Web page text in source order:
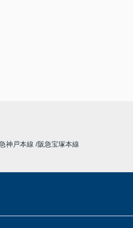
神戸本線 阪急宝塚本線